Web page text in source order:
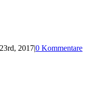
2017|0 Kommentare